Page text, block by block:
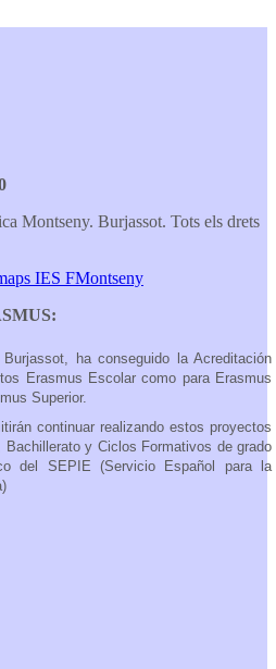
Montseny. Burjassot. Tots els drets
ha conseguido la Acreditación
Erasmus Escolar como para Erasmus
Superior.
continuar realizando estos proyectos
y Ciclos Formativos de grado
del SEPIE (Servicio Español para la